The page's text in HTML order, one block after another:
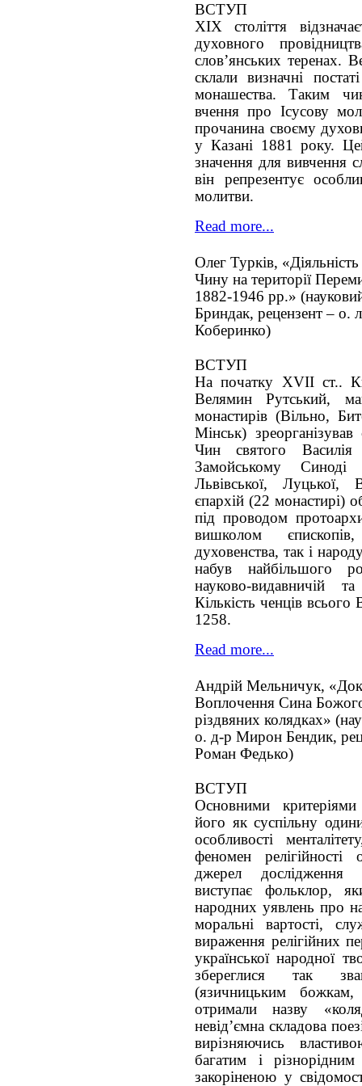
ВСТУП
ХІХ століття
духовного
слов’янських теренах.
склали визначні
монашества. Таким
вчення про Ісусову
прочанина своєму
у Казані 1881 року.
значення для вивчення
він репрезентує
молитви.
Read more...
Олег Турків,
Чину на території
1882-1946 рр.»
Бриндак, рецензент – о.
Коберинко)
ВСТУП
На початку ХVІІ ст..
Велямин Рутський,
монастирів (Вільно,
Мінськ)
Чин святого
Замойському Синоді
Львівської, Луцької,
єпархій (22 монастирі)
під проводом
вишколом
духовенства, так і
набув найбільшого
науково-видавничій
Кількість ченців
1258.
Read more...
Андрій Мельничук,
Воплочення Сина
різдвяних колядках»
о. д-р Мирон Бендик,
Роман Федько)
ВСТУП
Основними
його як суспільну
особливості
феномен
джерел дослідження
виступає фольклор,
народних уявлень про
моральні вартості,
вираження релігійних
української народної
збереглися так
(язичницьким
отримали назву
невід’ємна складова
вирізняючись
багатим і
закоріненою у